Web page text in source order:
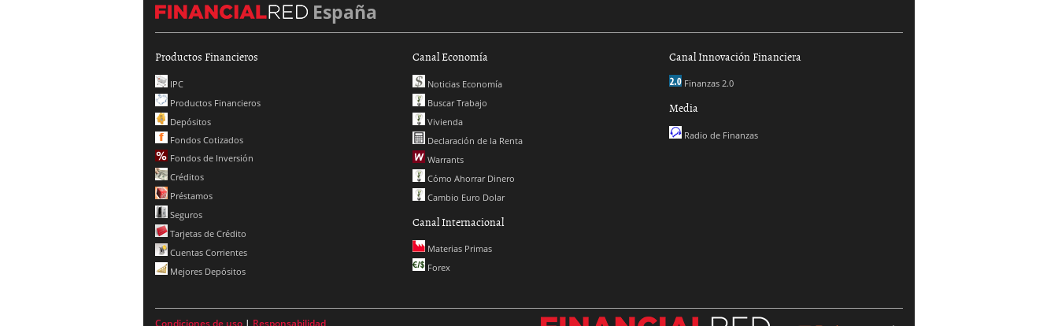
España
Productos Financieros
IPC
Productos Financieros
Depósitos
Fondos Cotizados
Fondos de Inversión
Créditos
Préstamos
Seguros
Tarjetas de Crédito
Cuentas Corrientes
Mejores Depósitos
Canal Economía
Noticias Economía
Buscar Trabajo
Vivienda
Declaración de la Renta
Warrants
Cómo Ahorrar Dinero
Cambio Euro Dolar
Canal Internacional
Materias Primas
Forex
Canal Innovación Financiera
Finanzas 2.0
Media
Radio de Finanzas
Condiciones de uso | Responsabilidad